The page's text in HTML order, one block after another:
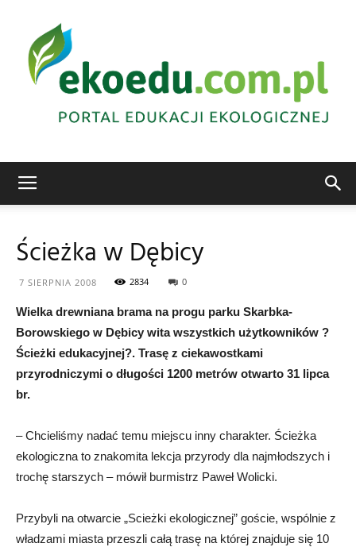
ekologiczna
Abrys
Ścieżka w Dębicy
7 SIERPNIA 2008 2834 0
Wielka drewniana brama na progu parku Skarbka-
Borowskiego w Dębicy wita wszystkich użytkowników ?
Ścieżki edukacyjnej?. Trasę z ciekawostkami
przyrodniczymi o długości 1200 metrów otwarto 31 lipca
br.
– Chcieliśmy nadać temu miejscu inny charakter. Ścieżka
ekologiczna to znakomita lekcja przyrody dla najmłodszych i
trochę starszych – mówił burmistrz Paweł Wolicki.
Przybyli na otwarcie „Scieżki ekologicznej” goście, wspólnie z
władzami miasta przeszli całą trasę na której znajduje się 10